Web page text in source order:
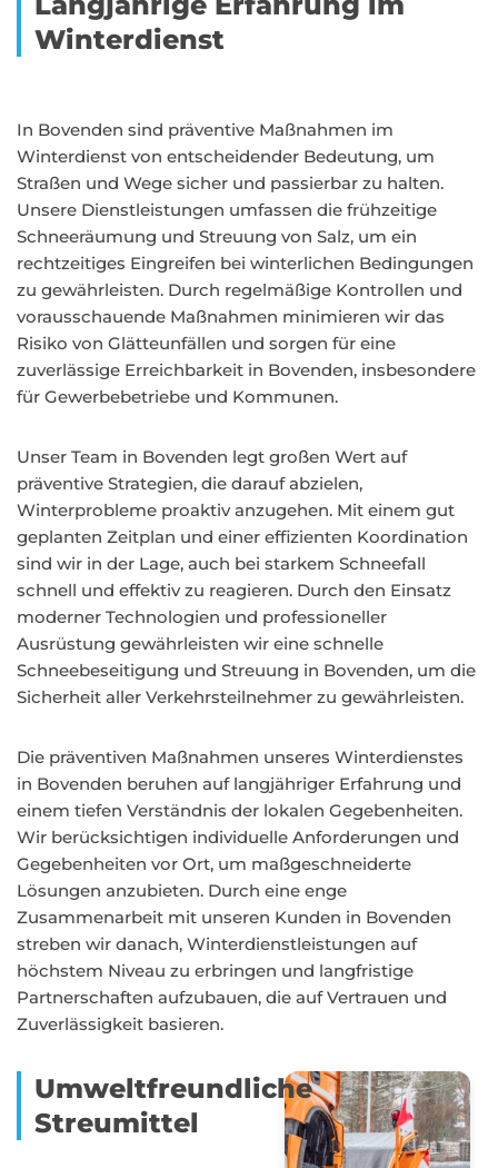
Winterdienst
In Bovenden sind präventive Maßnahmen im
Winterdienst von entscheidender Bedeutung, um
Straßen und Wege sicher und passierbar zu halten.
Unsere Dienstleistungen umfassen die frühzeitige
Schneeräumung und Streuung von Salz, um ein
rechtzeitiges Eingreifen bei winterlichen Bedingungen
zu gewährleisten. Durch regelmäßige Kontrollen und
vorausschauende Maßnahmen minimieren wir das
Risiko von Glätteunfällen und sorgen für eine
zuverlässige Erreichbarkeit in Bovenden, insbesondere
für Gewerbebetriebe und Kommunen.
Unser Team in Bovenden legt großen Wert auf
präventive Strategien, die darauf abzielen,
Winterprobleme proaktiv anzugehen. Mit einem gut
geplanten Zeitplan und einer effizienten Koordination
sind wir in der Lage, auch bei starkem Schneefall
schnell und effektiv zu reagieren. Durch den Einsatz
moderner Technologien und professioneller
Ausrüstung gewährleisten wir eine schnelle
Schneebeseitigung und Streuung in Bovenden, um die
Sicherheit aller Verkehrsteilnehmer zu gewährleisten.
Die präventiven Maßnahmen unseres Winterdienstes
in Bovenden beruhen auf langjähriger Erfahrung und
einem tiefen Verständnis der lokalen Gegebenheiten.
Wir berücksichtigen individuelle Anforderungen und
Gegebenheiten vor Ort, um maßgeschneiderte
Lösungen anzubieten. Durch eine enge
Zusammenarbeit mit unseren Kunden in Bovenden
streben wir danach, Winterdienstleistungen auf
höchstem Niveau zu erbringen und langfristige
Partnerschaften aufzubauen, die auf Vertrauen und
Zuverlässigkeit basieren.
Umweltfreundliche
Streumittel